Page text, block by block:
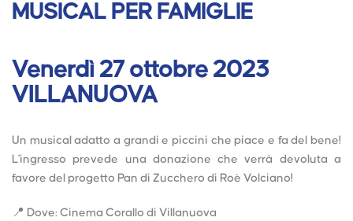
MUSICAL PER FAMIGLIE
venerdì 27 ottobre 2023
VILLANUOVA
Un musical adatto a grandi e piccini che piace e fa del bene!
L'ingresso prevede una donazione che verrà devoluta a
favore del progetto Pan di Zucchero di Roè Volciano!
📍 Dove: Cinema Corallo di Villanuova